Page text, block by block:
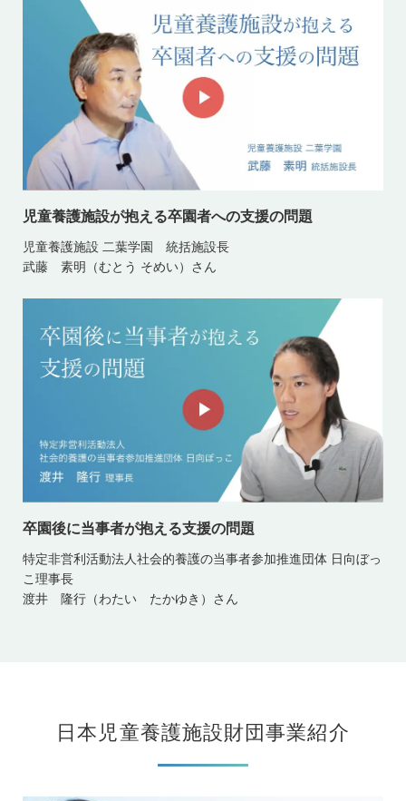
児童養護施設が抱える卒園者への支援の問題
児童養護施設 二葉学園 統括施設長
武藤 素明（むとう そめい）さん
卒園後に当事者が抱える支援の問題
特定非営利活動法人社会的養護の当事者参加推進団体 日向ぼっ
こ理事長
渡井 隆行（わたい たかゆき）さん
日本児童養護施設財団事業紹介